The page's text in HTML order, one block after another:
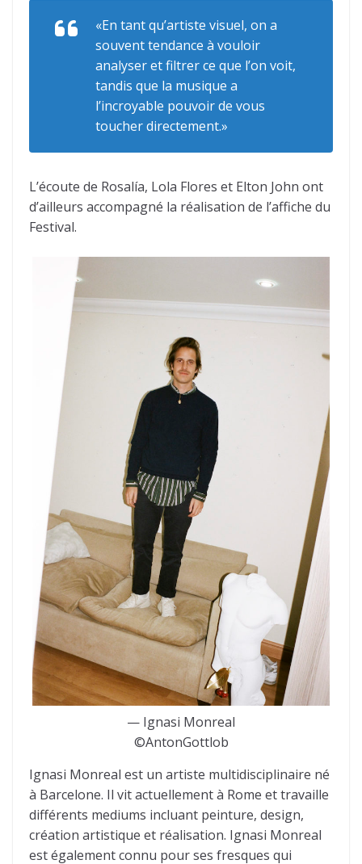
«En tant qu’artiste visuel, on a
souvent tendance à vouloir
analyser et filtrer ce que l’on voit,
tandis que la musique a
l’incroyable pouvoir de vous
toucher directement.»
L’écoute de Rosalía, Lola Flores et Elton John ont
d’ailleurs accompagné la réalisation de l’affiche du
Festival.
— Ignasi Monreal
©AntonGottlob
Ignasi Monreal est un artiste multidisciplinaire né
à Barcelone. Il vit actuellement à Rome et travaille
différents mediums incluant peinture, design,
création artistique et réalisation. Ignasi Monreal
est également connu pour ses fresques qui